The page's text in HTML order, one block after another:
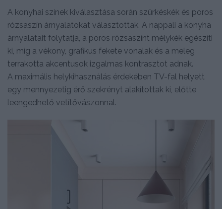
A konyhai színek kiválasztása során szürkéskék és poros
rózsaszín árnyalatokat választottak. A nappali a konyha
árnyalatait folytatja, a poros rózsaszínt mélykék egészíti
ki, míg a vékony, grafikus fekete vonalak és a meleg
terrakotta akcentusok izgalmas kontrasztot adnak.
A maximális helykihasználás érdekében TV-fal helyett
egy mennyezetig érő szekrényt alakítottak ki, előtte
leengedhető vetítővászonnal.